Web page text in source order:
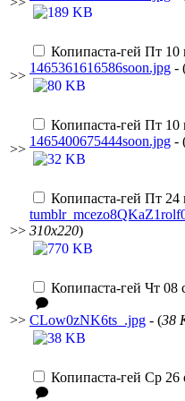
>>
Копипаста-гей Пт 10
1465361616586soon.jpg -
>>
Копипаста-гей Пт 10
1465400675444soon.jpg -
>>
Копипаста-гей Пт 24
310x220)
>>
Копипаста-гей Чт 08
CLow0zNK6ts_.jpg - (38
Копипаста-гей Ср 26